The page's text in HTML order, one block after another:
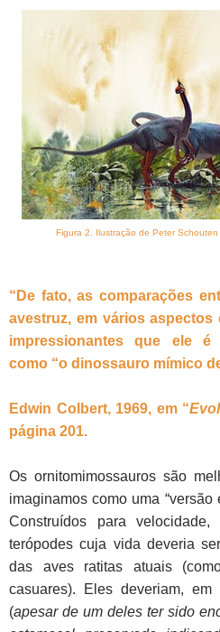
Figura 2. Ilustração de Peter
“De fato, as comparações
avestruz, em vários
impressionantes que ele é
como “o dinossauro mímico
Edwin Colbert, 1969, em “
página 201.
Os ornitomimossauros são
imaginamos como uma “versão
Construídos para
terópodes cuja vida deveria
das aves ratitas atuais
casuares). Eles deveriam,
(apesar de um deles ter sido